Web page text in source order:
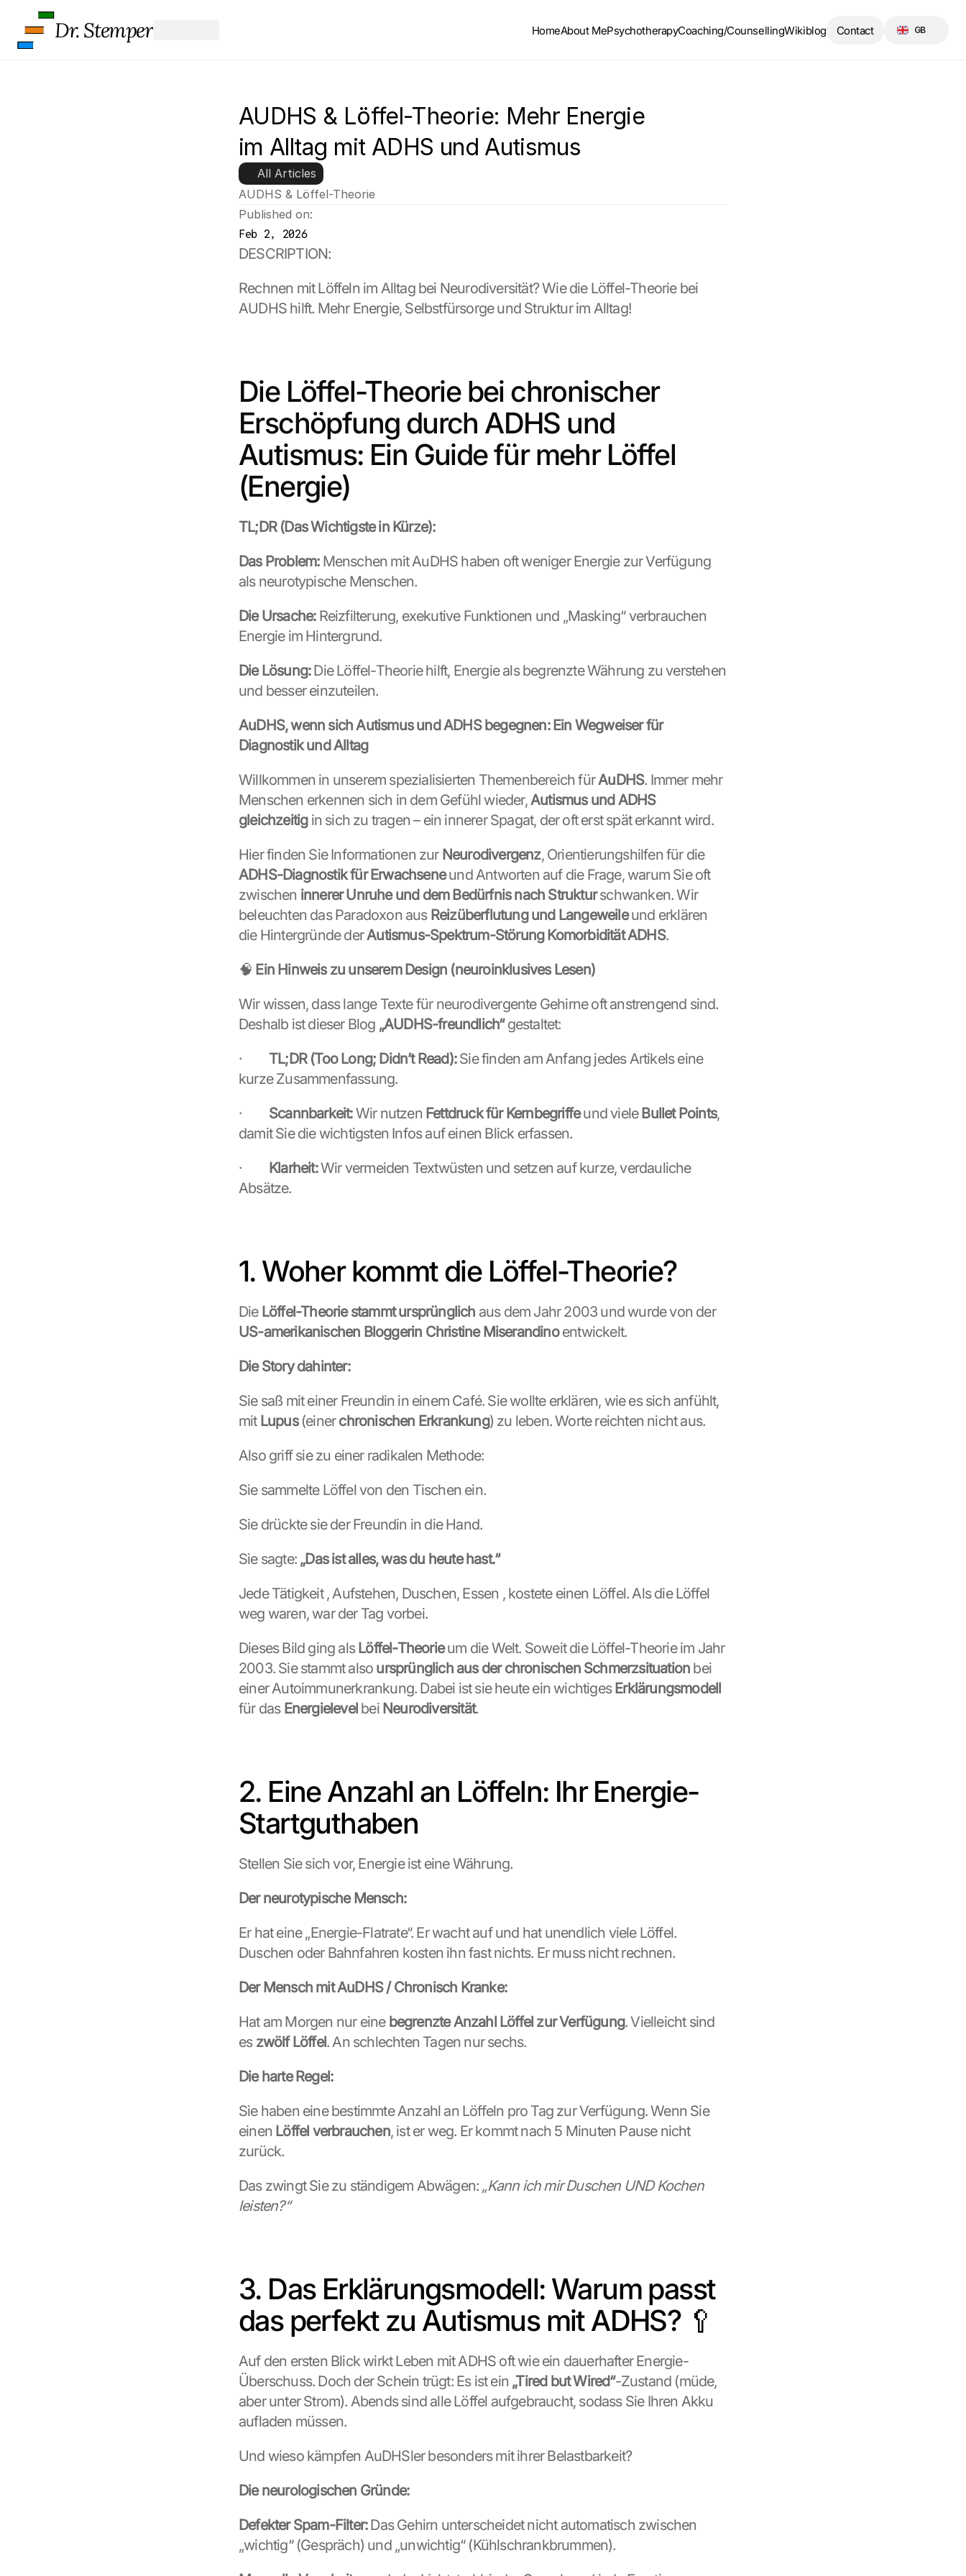
AUDHS & Löffel-Theorie: Mehr Energie
im Alltag mit ADHS und Autismus
All Articles
AUDHS & Löffel-Theorie
Published on:
Feb 2, 2026
DESCRIPTION:
Rechnen mit Löffeln im Alltag bei Neurodiversität? Wie die Löffel-Theorie bei
AUDHS hilft. Mehr Energie, Selbstfürsorge und Struktur im Alltag!
Die Löffel-Theorie bei chronischer
Erschöpfung durch ADHS und
Autismus: Ein Guide für mehr Löffel
(Energie)
TL;DR (Das Wichtigste in Kürze):
Das Problem: Menschen mit AuDHS haben oft weniger Energie zur Verfügung
als neurotypische Menschen.
Die Ursache: Reizfilterung, exekutive Funktionen und „Masking“ verbrauchen
Energie im Hintergrund.
Die Lösung: Die Löffel-Theorie hilft, Energie als begrenzte Währung zu verstehen
und besser einzuteilen.
AuDHS, wenn sich Autismus und ADHS begegnen: Ein Wegweiser für
Diagnostik und Alltag
Willkommen in unserem spezialisierten Themenbereich für AuDHS. Immer mehr
Menschen erkennen sich in dem Gefühl wieder, Autismus und ADHS
gleichzeitig in sich zu tragen – ein innerer Spagat, der oft erst spät erkannt wird.
Hier finden Sie Informationen zur Neurodivergenz
, Orientierungshilfen für die
ADHS-Diagnostik für Erwachsene und Antworten auf die Frage, warum Sie oft
zwischen innerer Unruhe und dem Bedürfnis nach Struktur schwanken. Wir
beleuchten das Paradoxon aus Reizüberflutung und Langeweile und erklären
die Hintergründe der Autismus-Spektrum-Störung Komorbidität ADHS.
🧠 Ein Hinweis zu unserem Design (neuroinklusives Lesen)
Wir wissen, dass lange Texte für neurodivergente Gehirne oft anstrengend sind.
Deshalb ist dieser Blog „AUDHS-freundlich“ gestaltet:
· TL;DR (Too Long; Didn’t Read): Sie finden am Anfang jedes Artikels eine
kurze Zusammenfassung.
· Scannbarkeit: Wir nutzen Fettdruck für Kernbegriffe und viele Bullet Points,
damit Sie die wichtigsten Infos auf einen Blick erfassen.
· Klarheit: Wir vermeiden Textwüsten und setzen auf kurze, verdauliche
Absätze.
1. Woher kommt die Löffel-Theorie?
Die Löffel-Theorie stammt ursprünglich
aus dem Jahr 2003 und wurde von der
US-amerikanischen Bloggerin Christine Miserandino entwickelt.
Die Story dahinter:
Sie saß mit einer Freundin in einem Café. Sie wollte erklären, wie es sich anfühlt,
mit Lupus (einer chronischen Erkrankung) zu leben. Worte reichten nicht aus.
Also griff sie zu einer radikalen Methode:
Sie sammelte Löffel von den Tischen ein.
Sie drückte sie der Freundin in die Hand.
Sie sagte: „Das ist alles, was du heute hast.“
Jede Tätigkeit , Aufstehen, Duschen, Essen , kostete einen Löffel. Als die Löffel
weg waren, war der Tag vorbei.
Dieses Bild ging als Löffel-Theorie um die Welt. Soweit die Löffel-Theorie im Jahr
2003. Sie stammt also ursprünglich aus der chronischen Schmerzsituation bei
einer Autoimmunerkrankung. Dabei ist sie heute ein wichtiges Erklärungsmodell
für das Energielevel bei Neurodiversität.
2. Eine Anzahl an Löffeln: Ihr Energie-
Startguthaben
Stellen Sie sich vor, Energie ist eine Währung.
Der neurotypische Mensch:
Er hat eine „Energie-Flatrate“. Er wacht auf und hat unendlich viele Löffel.
Duschen oder Bahnfahren kosten ihn fast nichts. Er muss nicht rechnen.
Der Mensch mit AuDHS / Chronisch Kranke:
Hat am Morgen nur eine begrenzte Anzahl Löffel zur Verfügung. Vielleicht sind
es zwölf Löffel. An schlechten Tagen nur sechs.
Die harte Regel:
Sie haben eine bestimmte Anzahl an Löffeln pro Tag zur Verfügung. Wenn Sie
einen Löffel verbrauchen, ist er weg. Er kommt nach 5 Minuten Pause nicht
zurück.
Das zwingt Sie zu ständigem Abwägen: „Kann ich mir Duschen UND Kochen
leisten?“
3. Das Erklärungsmodell: Warum passt
das perfekt zu Autismus mit ADHS? 🥄
Auf den ersten Blick wirkt Leben mit ADHS oft wie ein dauerhafter Energie-
Überschuss. Doch der Schein trügt: Es ist ein „Tired but Wired“-Zustand (müde,
aber unter Strom). Abends sind alle Löffel aufgebraucht, sodass Sie Ihren Akku
aufladen müssen.
Und wieso kämpfen AuDHSler besonders mit ihrer Belastbarkeit?
Die neurologischen Gründe:
Defekter Spam-Filter: Das Gehirn unterscheidet nicht automatisch zwischen
„wichtig“ (Gespräch) und „unwichtig“ (Kühlschrankbrummen).
Dr. Stemper HomeAbout MePsychotherapyCoaching/CounsellingWikiblog Contact GB